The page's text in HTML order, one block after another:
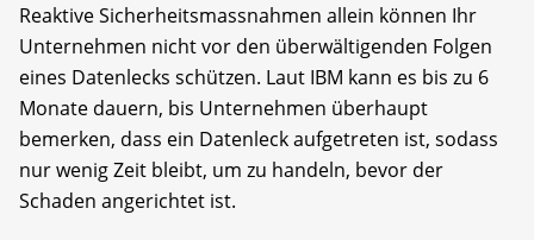
Reaktive Sicherheitsmassnahmen allein können Ihr
Unternehmen nicht vor den überwältigenden Folgen
eines Datenlecks schützen. Laut IBM kann es bis zu 6
Monate dauern, bis Unternehmen überhaupt
bemerken, dass ein Datenleck aufgetreten ist, sodass
nur wenig Zeit bleibt, um zu handeln, bevor der
Schaden angerichtet ist.